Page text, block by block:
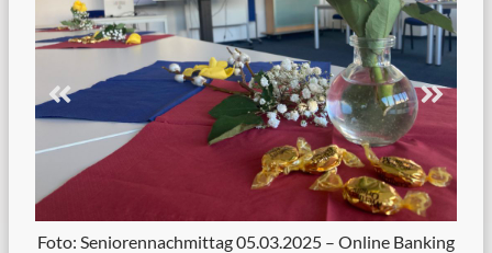
Foto: Seniorennachmittag 05.03.2025 – Online Banking